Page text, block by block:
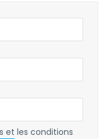
et les conditions